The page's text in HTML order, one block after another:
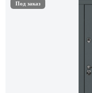
Под заказ